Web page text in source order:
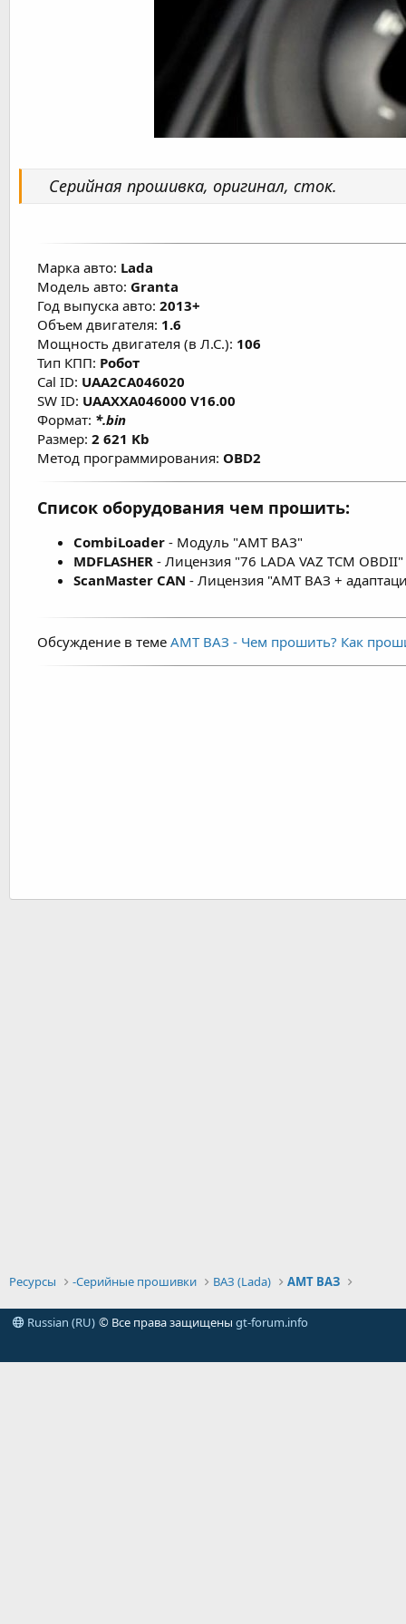
Серийная прошивка, оригинал, сток.
Марка авто: Lada
Модель авто: Granta
Год выпуска авто: 2013+
Объем двигателя: 1.6
Мощность двигателя (в Л.С.): 106
Тип КПП: Робот
Cal ID: UAA2CA046020
SW ID: UAAXXA046000 V16.00
Формат: *.bin
Размер: 2 621 Kb
Метод программирования: OBD2
Список оборудования чем прошить:
CombiLoader - Модуль "AMT ВАЗ"
MDFLASHER - Лицензия "76 LADA VAZ TCM OBDII"
ScanMaster CAN - Лицензия "АМТ ВАЗ +
Обсуждение в теме АМТ ВАЗ - Чем прошить? Как
Ресурсы -Серийные прошивки ВАЗ (Lada) АМТ ВАЗ
Russian (RU) © Все права защищены gt-forum.info